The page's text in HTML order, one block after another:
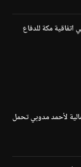
مكة للدفاع
لأحمد مدوبي تحمل